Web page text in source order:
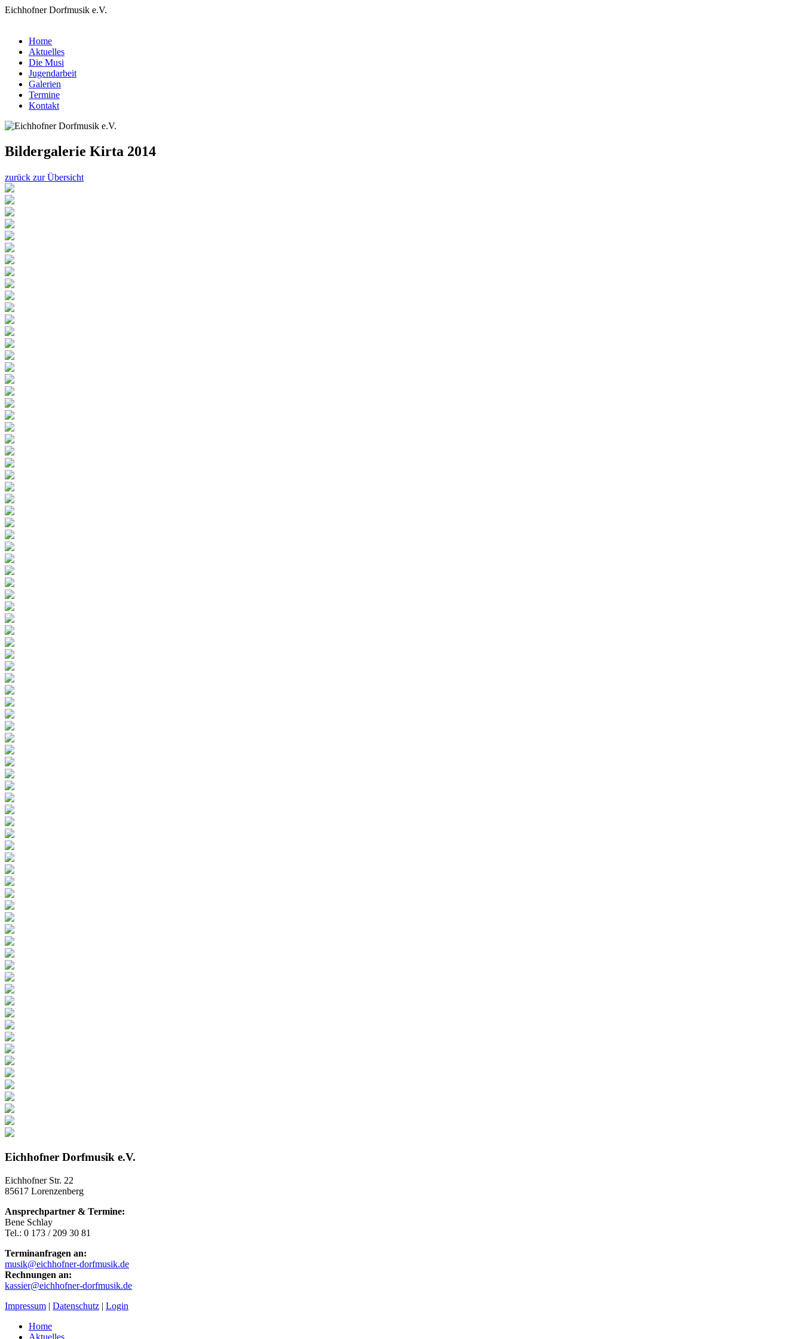
Eichhofner Dorfmusik e.V.
Home
Aktuelles
Die Musi
Jugendarbeit
Galerien
Termine
Kontakt
Bildergalerie Kirta 2014
zurück zur Übersicht
Eichhofner Dorfmusik e.V.
Eichhofner Str. 22
85617 Lorenzenberg
Ansprechpartner & Termine:
Bene Schlay
Tel.: 0 173 / 209 30 81
Terminanfragen an:
musik@eichhofner-dorfmusik.de
Rechnungen an:
kassier@eichhofner-dorfmusik.de
Impressum | Datenschutz | Login
Home
Aktuelles